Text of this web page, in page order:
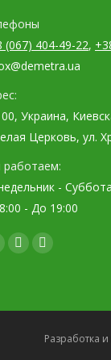
(067) 404-49-22,
Украина,
Церковь, ул.
-
- До 19:00
us on:
YouTube
in
Instagram
in
new
Разработка